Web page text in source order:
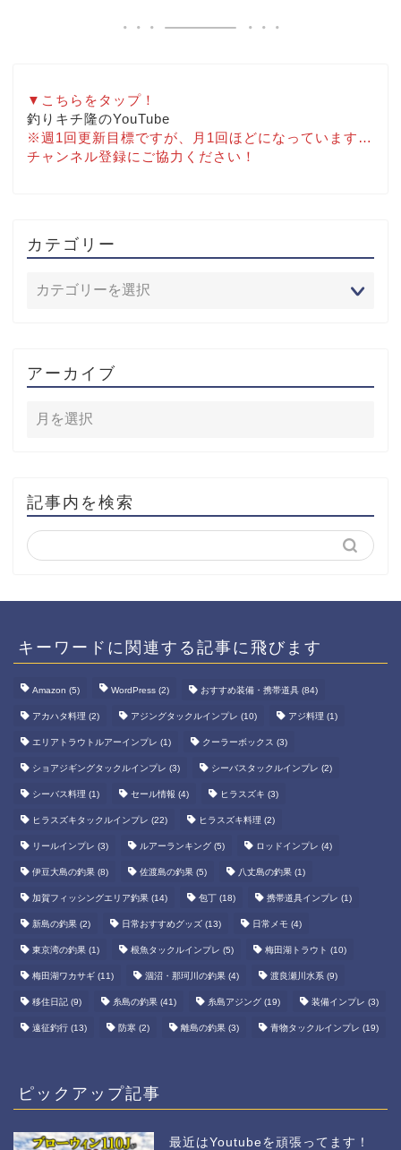
▼こちらをタップ！
釣りキチ隆のYouTube
※週1回更新目標ですが、月1回ほどになっています…
チャンネル登録にご協力ください！
カテゴリー
アーカイブ
記事内を検索
キーワードに関連する記事に飛びます
Amazon (5) WordPress (2) おすすめ装備・携帯道具 (84)
アカハタ料理 (2) アジングタックルインプレ (10) アジ料理 (1)
エリアトラウトルアーインプレ (1) クーラーボックス (3)
ショアジギングタックルインプレ (3) シーバスタックルインプレ (2)
シーバス料理 (1) セール情報 (4) ヒラスズキ (3)
ヒラスズキタックルインプレ (22) ヒラスズキ料理 (2)
リールインプレ (3) ルアーランキング (5) ロッドインプレ (4)
伊豆大島の釣果 (8) 佐渡島の釣果 (5) 八丈島の釣果 (1)
加賀フィッシングエリア釣果 (14) 包丁 (18) 携帯道具インプレ (1)
新島の釣果 (2) 日常おすすめグッズ (13) 日常メモ (4)
東京湾の釣果 (1) 根魚タックルインプレ (5) 梅田湖トラウト (10)
梅田湖ワカサギ (11) 涸沼・那珂川の釣果 (4) 渡良瀬川水系 (9)
移住日記 (9) 糸島の釣果 (41) 糸島アジング (19) 装備インプレ (3)
遠征釣行 (13) 防寒 (2) 離島の釣果 (3) 青物タックルインプレ (19)
ピックアップ記事
最近はYoutubeを頑張ってます！